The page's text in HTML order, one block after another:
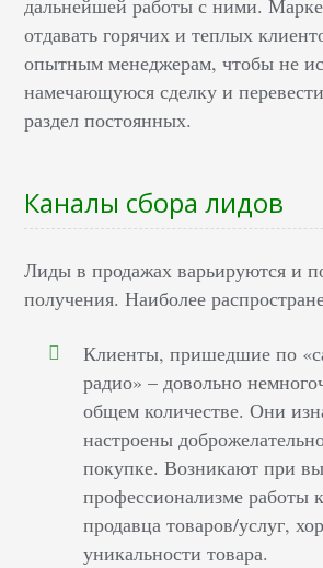
дальнейшей работы с ними.
отдавать горячих и теплых
опытным менеджерам, чтобы не
намечающуюся сделку и
раздел постоянных.
Каналы сбора лидов
Лиды в продажах варьируются и
получения. Наиболее
Клиенты, пришедшие по
радио» – довольно
общем количестве. Они
настроены
покупке. Возникают при
профессионализме работы
продавца товаров/услуг,
уникальности товара.